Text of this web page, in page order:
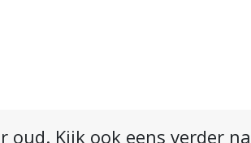
oud. Kijk ook eens verder